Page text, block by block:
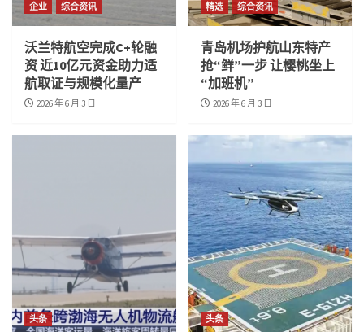
企业 综合资讯
沃兰特航空完成C+轮融
资 近10亿元资金助力适
航取证与规模化量产
2026 年 6 月 3 日
精选 综合资讯
青岛机场护航山东特产
抢“鲜”一步 让樱桃坐上
“加班机”
2026 年 6 月 3 日
头条 头条